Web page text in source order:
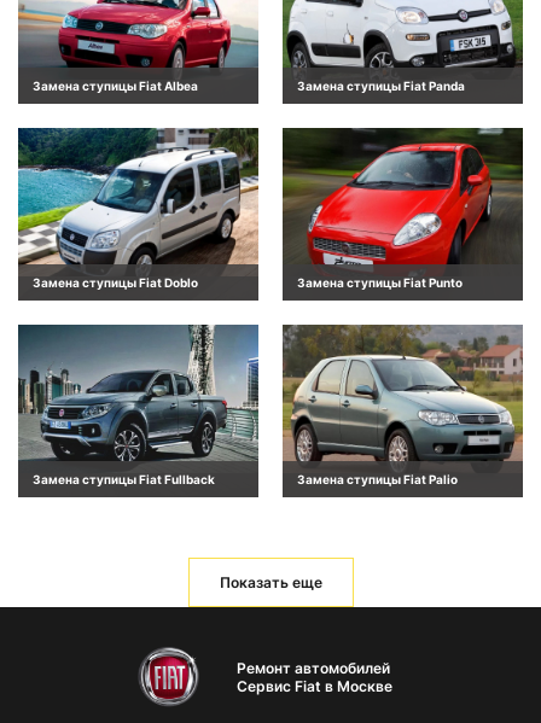
Замена ступицы Fiat Albea Замена ступицы Fiat Panda
Замена ступицы Fiat Doblo Замена ступицы Fiat Punto
Замена ступицы Fiat Fullback Замена ступицы Fiat Palio
Показать еще
Ремонт автомобилей
Сервис Fiat в Москве